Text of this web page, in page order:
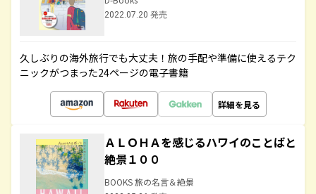
2022.07.20 発売
久しぶりの海外旅行でも大丈夫！旅の手配や準備に使えるテク
ニックがつまった24ページの電子書籍
詳細を見る
ＡＬＯＨＡを感じるハワイのことばと
絶景１００
BOOKS 旅の名言＆絶景